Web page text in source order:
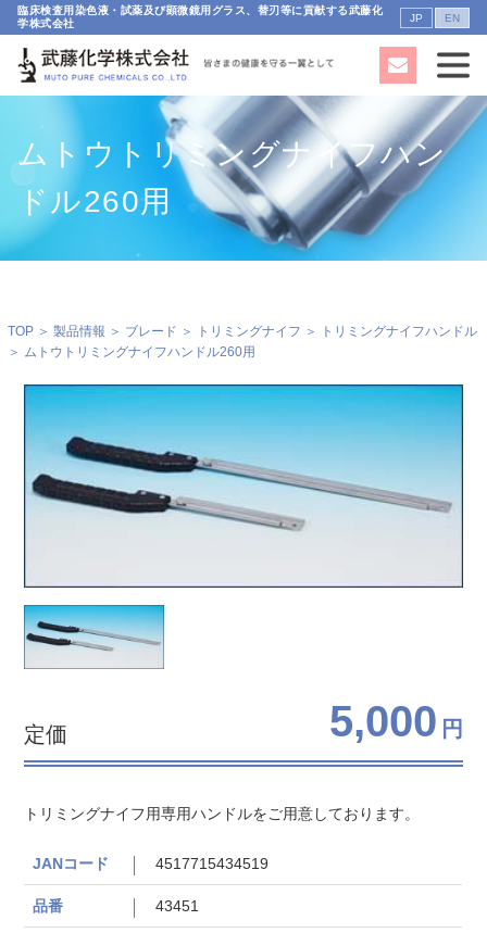
臨床検査用染色液・試薬及び顕微鏡用グラス、替刃等に貢献する武藤化
学株式会社
JP EN
ムトウトリミングナイフハン
ドル260用
TOP＞ 製品情報 ＞ ブレード ＞ トリミングナイフ ＞
トリミングナイフハンドル
＞ ムトウトリミングナイフハンドル260用
定価 5,000 円
トリミングナイフ用専用ハンドルをご用意しております。
JANコード 4517715434519
品番 43451